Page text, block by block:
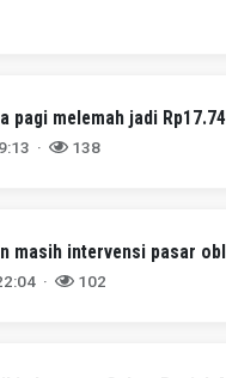
pagi melemah jadi
· 138
masih intervensi pasar
· 102